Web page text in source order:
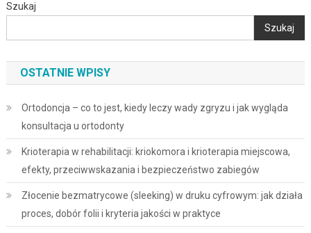
po
wpisach
Szukaj
Szukaj
OSTATNIE WPISY
Ortodoncja – co to jest, kiedy leczy wady zgryzu i jak wygląda
konsultacja u ortodonty
Krioterapia w rehabilitacji: kriokomora i krioterapia miejscowa,
efekty, przeciwwskazania i bezpieczeństwo zabiegów
Złocenie bezmatrycowe (sleeking) w druku cyfrowym: jak działa
proces, dobór folii i kryteria jakości w praktyce